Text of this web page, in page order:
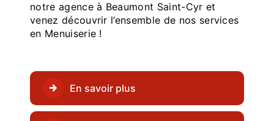
notre agence à Beaumont Saint-Cyr et
venez découvrir l’ensemble de nos services
en Menuiserie !
En savoir plus